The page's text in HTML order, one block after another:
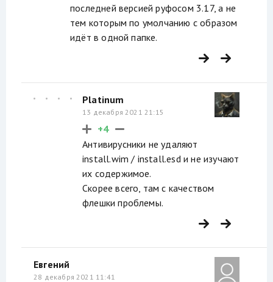
последней версией руфосом 3.17, а не
тем которым по умолчанию с образом
идёт в одной папке.
Platinum
13 декабря 2021 21:15
+4
Антивирусники не удаляют
install.wim / install.esd и не изучают
их содержимое.
Скорее всего, там с качеством
флешки проблемы.
Евгений
28 декабря 2021 11:41